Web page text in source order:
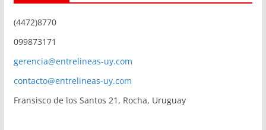
(4472)8770
099873171
gerencia@entrelineas-uy.com
contacto@entrelineas-uy.com
Fransisco de los Santos 21, Rocha, Uruguay